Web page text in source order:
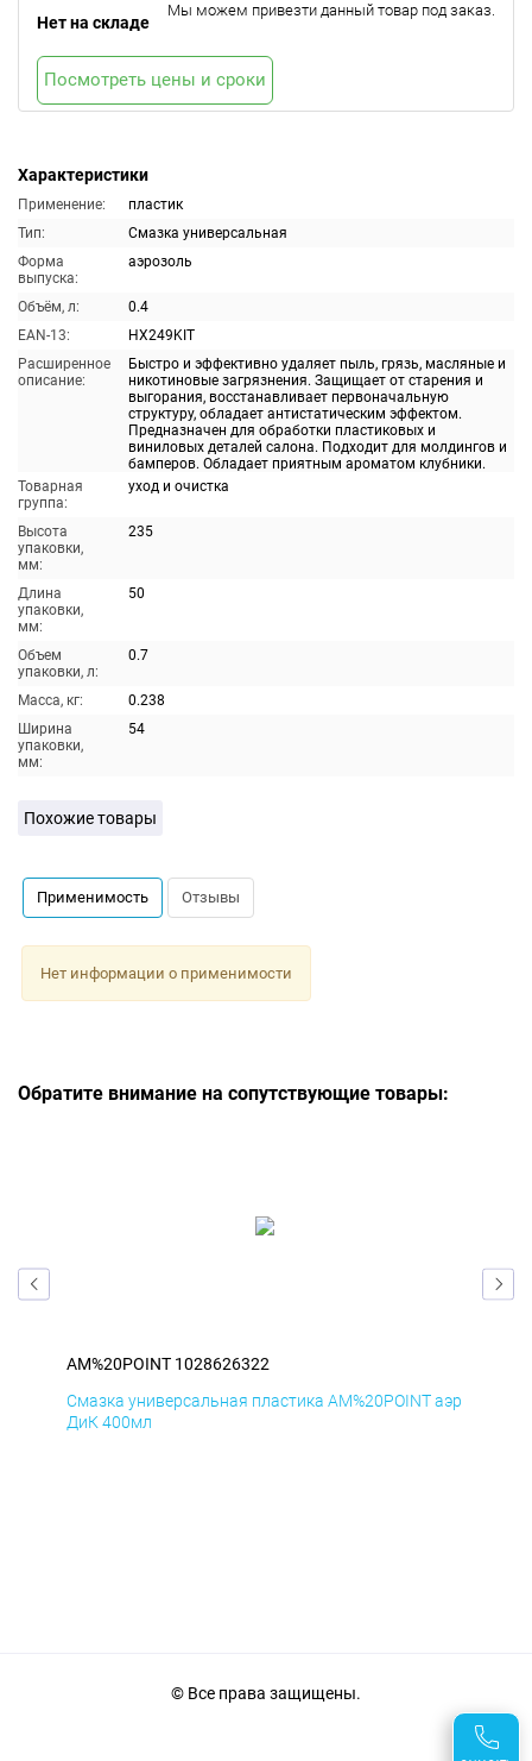
Характеристики
Применение:
пластик
Тип:
Смазка универсальная
Форма
выпуска:
аэрозоль
Объём, л:
0.4
EAN-13:
HX249KIT
Расширенное
описание:
Быстро и эффективно удаляет пыль, грязь, масляные и
никотиновые загрязнения. Защищает от старения и
выгорания, восстанавливает первоначальную
структуру, обладает антистатическим эффектом.
Предназначен для обработки пластиковых и
виниловых деталей салона. Подходит для молдингов и
бамперов. Обладает приятным ароматом клубники.
Товарная
группа:
уход и очистка
Высота
упаковки,
мм:
235
Длина
упаковки,
мм:
50
Объем
упаковки, л:
0.7
Масса, кг:
0.238
Ширина
упаковки,
мм:
54
Нет на складе
Мы можем привезти данный товар под заказ.
Посмотреть цены и сроки
Похожие товары
Применимость Отзывы
Нет информации о применимости
Обратите внимание на сопутствующие товары:
AM%20POINT 1028626322
Смазка универсальная пластика AM%20POINT аэр
ДиК 400мл
© Все права защищены.